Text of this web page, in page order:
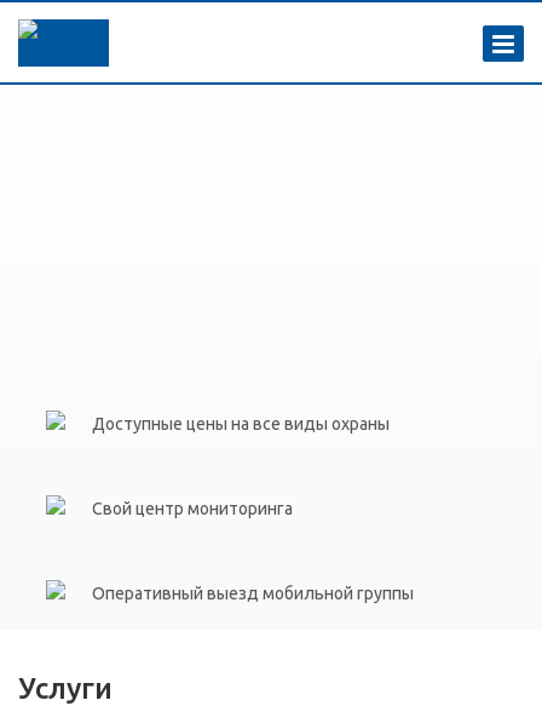
Доступные цены на все виды охраны
Свой центр мониторинга
Оперативный выезд мобильной группы
Услуги